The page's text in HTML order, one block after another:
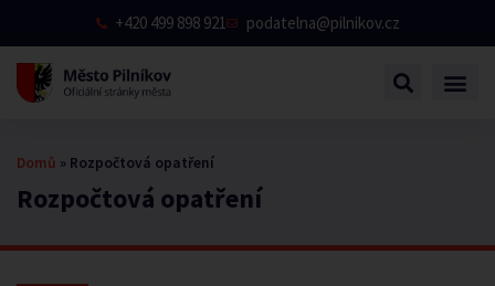
+420 499 898 921 podatelna@pilnikov.cz
Rozpočtová opatření
Domů » Rozpočtová opatření